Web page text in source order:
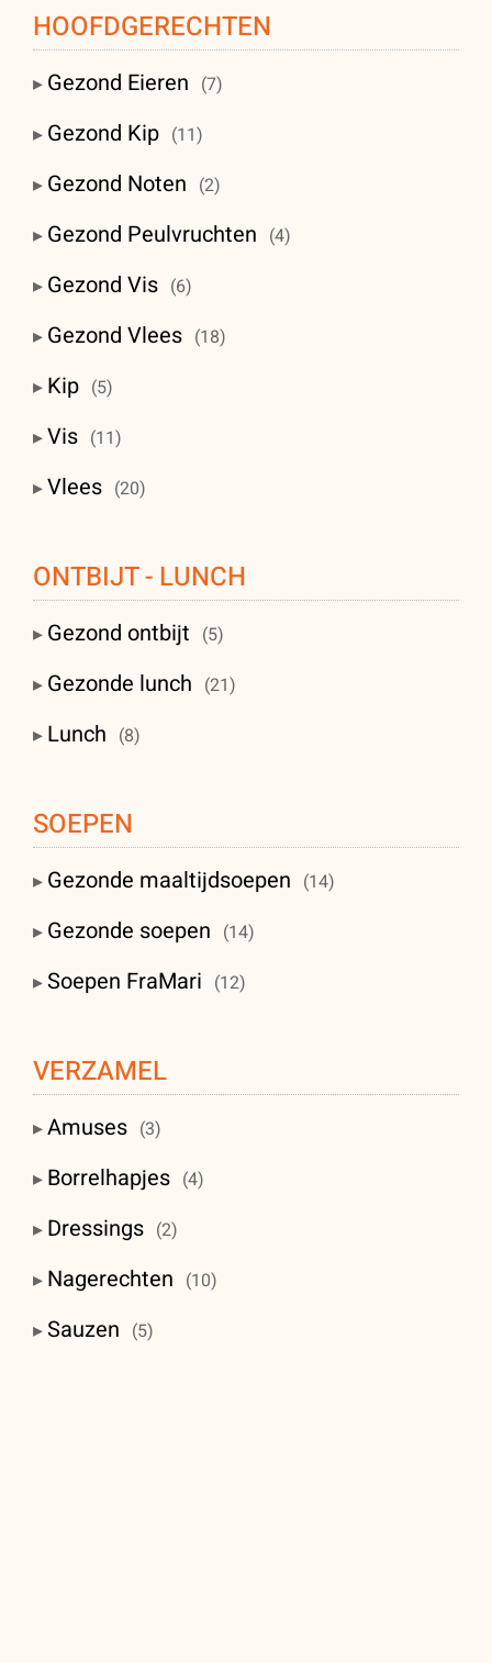
HOOFDGERECHTEN
Gezond Eieren (7)
Gezond Kip (11)
Gezond Noten (2)
Gezond Peulvruchten (4)
Gezond Vis (6)
Gezond Vlees (18)
Kip (5)
Vis (11)
Vlees (20)
ONTBIJT - LUNCH
Gezond ontbijt (5)
Gezonde lunch (21)
Lunch (8)
SOEPEN
Gezonde maaltijdsoepen (14)
Gezonde soepen (14)
Soepen FraMari (12)
VERZAMEL
Amuses (3)
Borrelhapjes (4)
Dressings (2)
Nagerechten (10)
Sauzen (5)